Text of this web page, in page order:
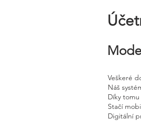
Veškeré
Náš
Díky
Stačí
Digitální